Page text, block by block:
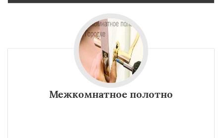
Межкомнатное полотно
Даю согласие на обработку персональных данных